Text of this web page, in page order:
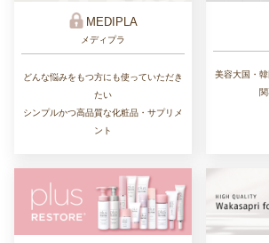
MEDIPLA
メディプラ
どんな悩みをもつ方にも使っていただき
たい
シンプルかつ高品質な化粧品・サプリメ
ント
美容大国・